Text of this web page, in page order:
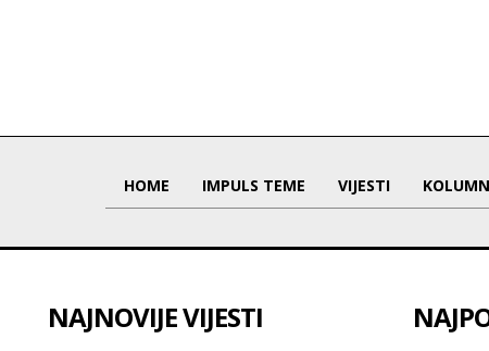
HOME IMPULS TEME VIJESTI
NAJNOVIJE VIJESTI